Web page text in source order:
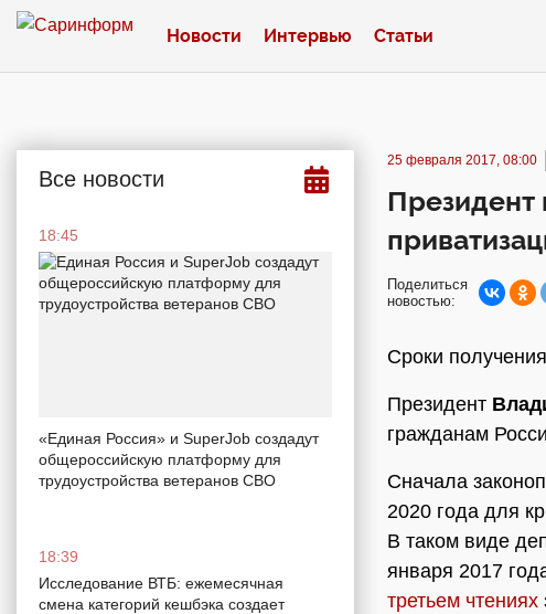
Новости Интервью Статьи
Все новости
18:45
«Единая Россия» и SuperJob создадут
общероссийскую платформу для
трудоустройства ветеранов СВО
18:39
Исследование ВТБ: ежемесячная
смена категорий кешбэка создает
25 февраля 2017, 08:00
Президент
Поделиться
новостью:
Сроки
Президент
гражданам
Сначала
2020 года для
В таком виде
января 2017
третьем чтениях